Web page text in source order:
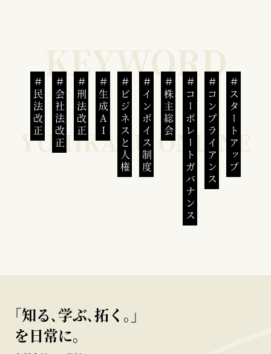
民法改正 会社法改正 刑法改正 生成AI ビジネスと人権インボイス制度 株主総会 コーポレートガバナンスコンプライアンススタートアップ
｢知る､学ぶ､拓く｡｣
を日常に。